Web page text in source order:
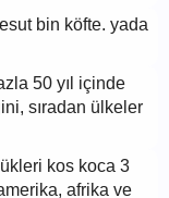
bin köfte. yada
50 yıl içinde
sıradan ülkeler
kos koca 3
afrika ve